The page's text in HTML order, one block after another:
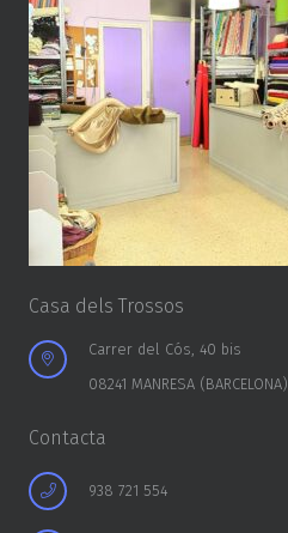
Casa dels Trossos
Carrer del Cós, 40 bis
08241 MANRESA (BARCELONA)
Contacta
938 721 554